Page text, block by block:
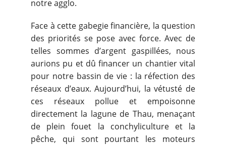
notre agglo.
Face à cette gabegie financière, la question
des priorités se pose avec force. Avec de
telles sommes d’argent gaspillées, nous
aurions pu et dû financer un chantier vital
pour notre bassin de vie : la réfection des
réseaux d’eaux. Aujourd’hui, la vétusté de
ces réseaux pollue et empoisonne
directement la lagune de Thau, menaçant
de plein fouet la conchyliculture et la
pêche, qui sont pourtant les moteurs